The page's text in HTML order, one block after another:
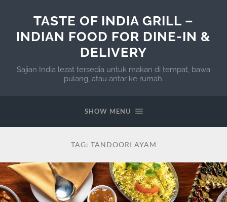
TASTE OF INDIA GRILL –
INDIAN FOOD FOR DINE-IN &
DELIVERY
Sajian India lezat tersedia untuk makan di tempat, bawa
pulang, atau antar ke rumah.
SHOW MENU
TAG: TANDOORI AYAM